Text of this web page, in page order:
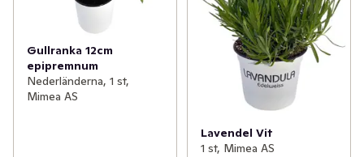
Gullranka 12cm
epipremnum
Nederländerna, 1 st,
Mimea AS
Lavendel Vit
1 st, Mimea AS